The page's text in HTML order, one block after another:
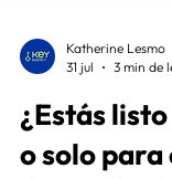
31 jul
3 min de
¿Estás